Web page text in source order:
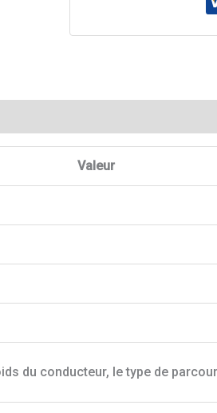
Valeur
du conducteur, le type de